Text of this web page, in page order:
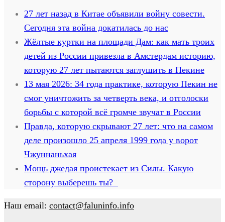
27 лет назад в Китае объявили войну совести.
Сегодня эта война докатилась до нас
Жёлтые куртки на площади Дам: как мать троих
детей из России привезла в Амстердам историю,
которую 27 лет пытаются заглушить в Пекине
13 мая 2026: 34 года практике, которую Пекин не
смог уничтожить за четверть века, и отголоски
борьбы с которой всё громче звучат в России
Правда, которую скрывают 27 лет: что на самом
деле произошло 25 апреля 1999 года у ворот
Чжуннаньхая
Мощь джедая проистекает из Силы. Какую
сторону выберешь ты?
Наш email: contact@faluninfo.info